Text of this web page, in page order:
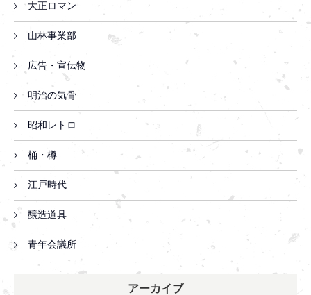
大正ロマン
山林事業部
広告・宣伝物
明治の気骨
昭和レトロ
桶・樽
江戸時代
醸造道具
青年会議所
アーカイブ